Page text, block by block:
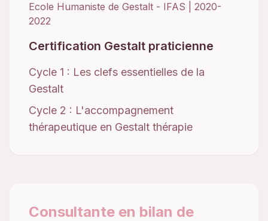
Ecole Humaniste de Gestalt - IFAS
2020-
2022
Certification Gestalt praticienne
Cycle 1 : Les clefs essentielles de la
Gestalt
Cycle 2 : L'accompagnement
thérapeutique en Gestalt thérapie
Consultante en bilan de